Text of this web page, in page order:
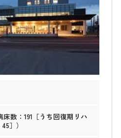
床数：191［うち回復期リハ
］）